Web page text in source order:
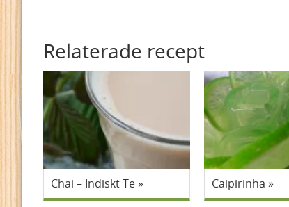
Relaterade recept
Chai – Indiskt Te Caipirinha